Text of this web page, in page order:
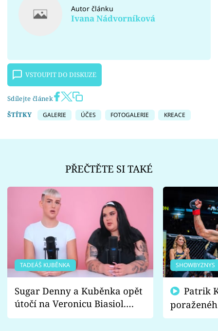
Autor článku
Ivana Nádvorníková
VSTOUPIT DO DISKUZE
Sdílejte článek
ŠTÍTKY
GALERIE ÚČES FOTOGALERIE KREACE
PŘEČTĚTE SI TAKÉ
TADEÁŠ KUBĚNKA
Sugar Denny a Kuběnka opět
útočí na Veronicu Biasiol.
Proč je podle nich falešná a
SHOWBYZNYS
fanoušci